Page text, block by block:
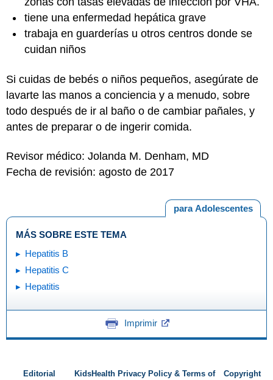
tiene una enfermedad hepática grave
trabaja en guarderías u otros centros donde se
cuidan niños
Si cuidas de bebés o niños pequeños, asegúrate de
lavarte las manos a conciencia y a menudo, sobre
todo después de ir al baño o de cambiar pañales, y
antes de preparar o de ingerir comida.
Revisor médico: Jolanda M. Denham, MD
Fecha de revisión: agosto de 2017
para Adolescentes
MÁS SOBRE ESTE TEMA
Hepatitis B
Hepatitis C
Hepatitis
Imprimir
Editorial
KidsHealth Privacy Policy & Terms of
Copyright